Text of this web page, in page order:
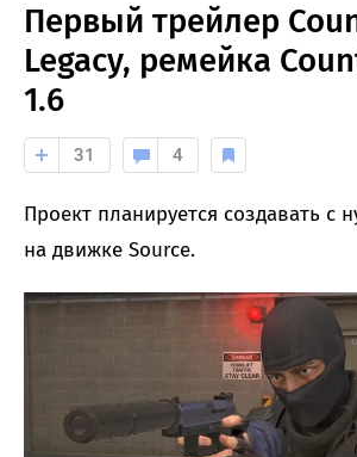
Первый трейлер
Legacy, ремейка
1.6
31 4
Проект планируется создавать с
на движке Source.